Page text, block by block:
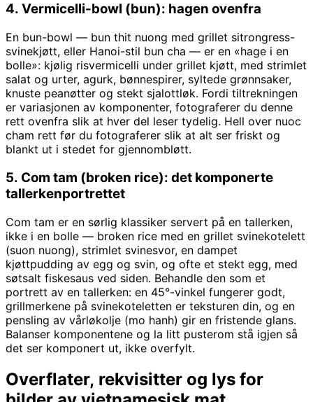
4. Vermicelli-bowl (bun): hagen ovenfra
En bun-bowl — bun thit nuong med grillet sitrongress-
svinekjøtt, eller Hanoi-stil bun cha — er en «hage i en
bolle»: kjølig risvermicelli under grillet kjøtt, med strimlet
salat og urter, agurk, bønnespirer, syltede grønnsaker,
knuste peanøtter og stekt sjalottløk. Fordi tiltrekningen
er variasjonen av komponenter, fotograferer du denne
rett ovenfra slik at hver del leser tydelig. Hell over nuoc
cham rett før du fotograferer slik at alt ser friskt og
blankt ut i stedet for gjennombløtt.
5. Com tam (broken rice): det komponerte
tallerkenportrettet
Com tam er en sørlig klassiker servert på en tallerken,
ikke i en bolle — broken rice med en grillet svinekotelett
(suon nuong), strimlet svinesvor, en dampet
kjøttpudding av egg og svin, og ofte et stekt egg, med
søtsalt fiskesaus ved siden. Behandle den som et
portrett av en tallerken: en 45°-vinkel fungerer godt,
grillmerkene på svinekoteletten er teksturen din, og en
pensling av vårløkolje (mo hanh) gir en fristende glans.
Balanser komponentene og la litt pusterom stå igjen så
det ser komponert ut, ikke overfylt.
Overflater, rekvisitter og lys for